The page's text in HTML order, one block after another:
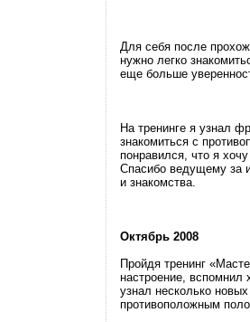
Для себя после
нужно легко
еще больше
На тренинге я узнал
знакомиться с
понравился, что я
Спасибо ведущему за
и знакомства.
Октябрь 2008
Пройдя тренинг
настроение, вспомнил
узнал несколько
противоположным